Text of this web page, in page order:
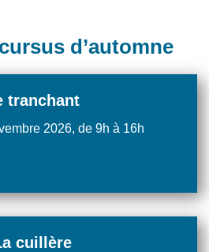
d’automne
tranchant
2026, de 9h à 16h
cuillère